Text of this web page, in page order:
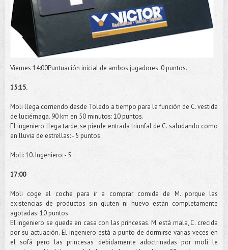
Viernes 14:00Puntuación inicial de ambos jugadores: 0 puntos.
15:15.
Moli llega corriendo desde Toledo a tiempo para la función de C. vestida
de luciérnaga. 90 km en 50 minutos: 10 puntos.
El ingeniero llega tarde, se pierde entrada triunfal de C. saludando como
en lluvia de estrellas: - 5 puntos.
Moli: 10. Ingeniero: - 5
17:00
Moli coge el coche para ir a comprar comida de M. porque las
existencias de productos sin gluten ni huevo están completamente
agotadas: 10 puntos.
El ingeniero se queda en casa con las princesas. M. está mala, C. crecida
por su actuación. El ingeniero está a punto de dormirse varias veces en
el sofá pero las princesas debidamente adoctrinadas pormoli le